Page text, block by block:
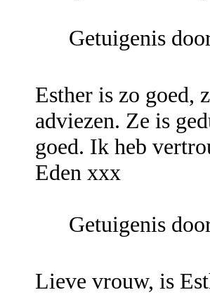
Getuigenis
Esther is zo goed,
adviezen. Ze is
goed. Ik heb
Eden xxx
Getuigenis
Lieve vrouw, is